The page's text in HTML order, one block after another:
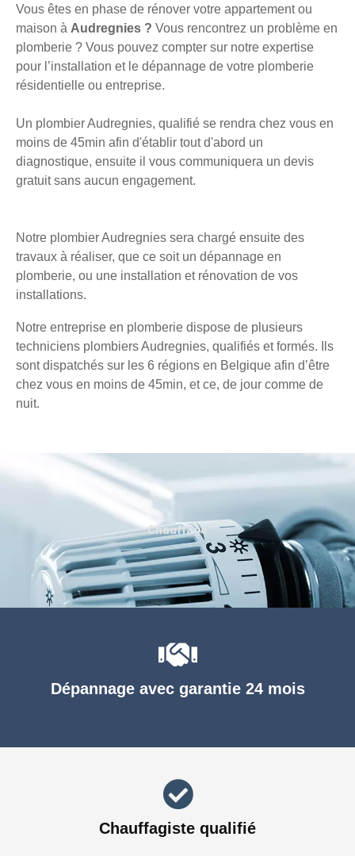
Vous êtes en phase de rénover votre appartement ou
maison à Audregnies ? Vous rencontrez un problème en
plomberie ? Vous pouvez compter sur notre expertise
pour l’installation et le dépannage de votre plomberie
résidentielle ou entreprise.
Un plombier Audregnies, qualifié se rendra chez vous en
moins de 45min afin d'établir tout d'abord un
diagnostique, ensuite il vous communiquera un devis
gratuit sans aucun engagement.
Notre plombier Audregnies sera chargé ensuite des
travaux à réaliser, que ce soit un dépannage en
plomberie, ou une installation et rénovation de vos
installations.
Notre entreprise en plomberie dispose de plusieurs
techniciens plombiers Audregnies, qualifiés et formés. Ils
sont dispatchés sur les 6 régions en Belgique afin d’être
chez vous en moins de 45min, et ce, de jour comme de
nuit.
Dépannage avec garantie 24 mois
Chauffagiste qualifié
Chauffage